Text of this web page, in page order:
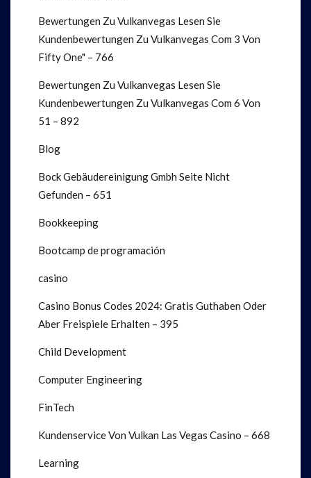
Bewertungen Zu Vulkanvegas Lesen Sie
Kundenbewertungen Zu Vulkanvegas Com 3 Von
Fifty One" – 766
Bewertungen Zu Vulkanvegas Lesen Sie
Kundenbewertungen Zu Vulkanvegas Com 6 Von
51 – 892
Blog
Bock Gebäudereinigung Gmbh Seite Nicht
Gefunden – 651
Bookkeeping
Bootcamp de programación
casino
Casino Bonus Codes 2024: Gratis Guthaben Oder
Aber Freispiele Erhalten – 395
Child Development
Computer Engineering
FinTech
Kundenservice Von Vulkan Las Vegas Casino – 668
Learning